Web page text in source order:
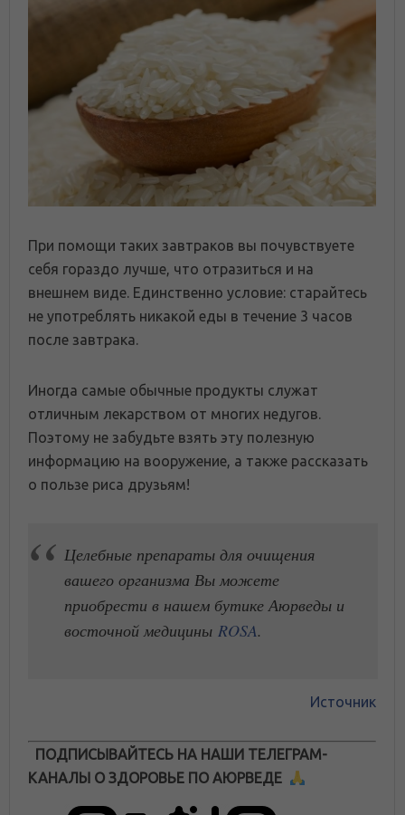
При помощи таких завтраков вы почувствуете
себя гораздо лучше, что отразиться и на
внешнем виде. Единственно условие: старайтесь
не употреблять никакой еды в течение 3 часов
после завтрака.
Иногда самые обычные продукты служат
отличным лекарством от многих недугов.
Поэтому не забудьте взять эту полезную
информацию на вооружение, а также рассказать
о пользе риса друзьям!
Целебные препараты для очищения
вашего организма Вы можете
приобрести в нашем бутике Аюрведы и
восточной медицины ROSA.
Источник
ПОДПИСЫВАЙТЕСЬ НА НАШИ ТЕЛЕГРАМ-
КАНАЛЫ О ЗДОРОВЬЕ ПО АЮРВЕДЕ